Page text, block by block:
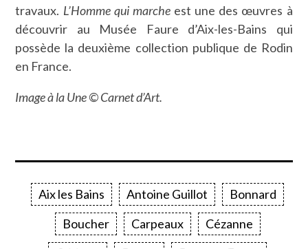
travaux. L’Homme qui marcheest une des œuvres à
découvrir au Musée Faure d’Aix-les-Bains qui
possède la deuxième collection publique de Rodin
en France.
Image à la Une © Carnet d’Art.
Aix les Bains Antoine Guillot
Bonnard
Boucher
Carpeaux
Cézanne